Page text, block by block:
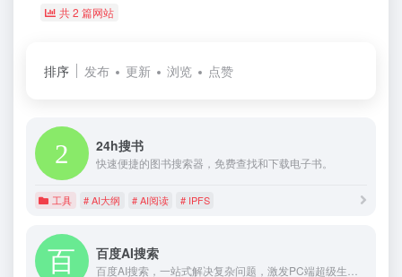
共 2 篇网站
排序 发布 更新 浏览 点赞
24h搜书
快速便捷的图书搜索器，免费查找和下载电子书。
工具 # AI大纲 # AI阅读 # IPFS
百度AI搜索